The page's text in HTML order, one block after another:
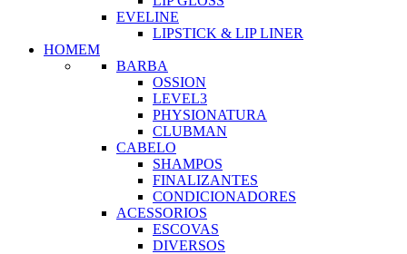
EVELINE
LIPSTICK & LIP LINER
HOMEM
BARBA
OSSION
LEVEL3
PHYSIONATURA
CLUBMAN
CABELO
SHAMPOS
FINALIZANTES
CONDICIONADORES
ACESSORIOS
ESCOVAS
DIVERSOS